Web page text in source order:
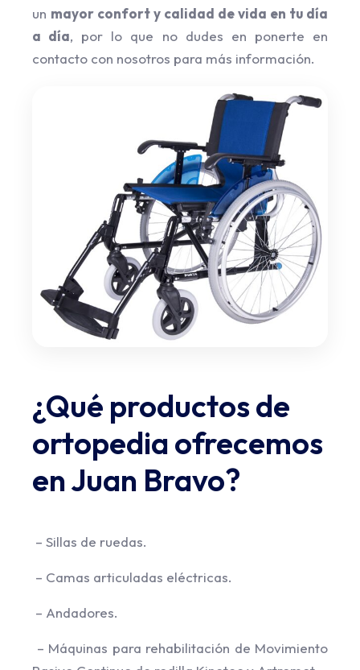
un mayor confort y calidad de vida en tu día
a día, por lo que no dudes en ponerte en
contacto con nosotros para más información.
¿Qué productos de
ortopedia ofrecemos
en Juan Bravo?
– Sillas de ruedas.
– Camas articuladas eléctricas.
– Andadores.
– Máquinas para rehabilitación de Movimiento